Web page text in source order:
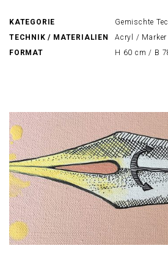
KATEGORIE
Gemischte
TECHNIK / MATERIALIEN
Acryl /
FORMAT
H 60 cm / B